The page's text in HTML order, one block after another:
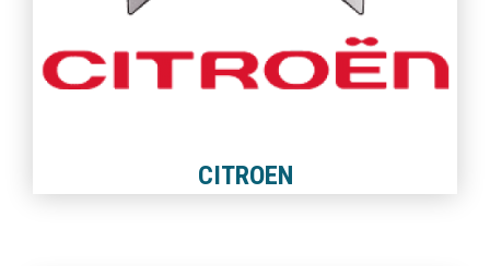
CITROEN